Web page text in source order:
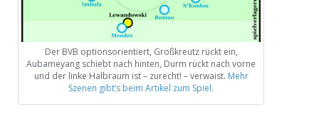
Der BVB optionsorientiert, Großkreutz rückt ein,
Aubameyang schiebt nach hinten, Durm rückt nach vorne
und der linke Halbraum ist – zurecht! – verwaist. Mehr
Szenen gibt’s beim Artikel zum Spiel.